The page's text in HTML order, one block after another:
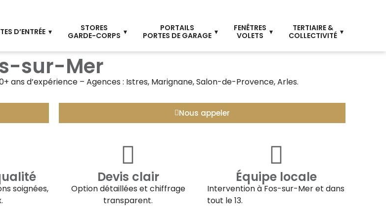
D’ENTRÉE
STORES
GARDE-CORPS
PORTAILS
PORTES DE GARAGE
FENÊTRES
VOLETS
TERTIAIRE &
COLLECTIVITÉ
sur-Mer
ans d’expérience – Agences : Istres, Marignane, Salon-de-Provence, Arles.
Nous appeler
soignées,
Devis clair
Option détaillées et chiffrage
transparent.
Équipe locale
Intervention à Fos-sur-Meret dans
tout le 13.